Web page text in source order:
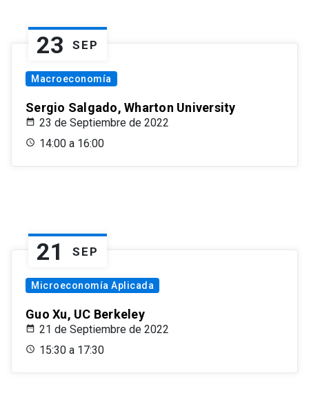
23 SEP
Macroeconomía
Sergio Salgado, Wharton University
23 de Septiembre de 2022
14:00 a 16:00
21 SEP
Microeconomía Aplicada
Guo Xu, UC Berkeley
21 de Septiembre de 2022
15:30 a 17:30